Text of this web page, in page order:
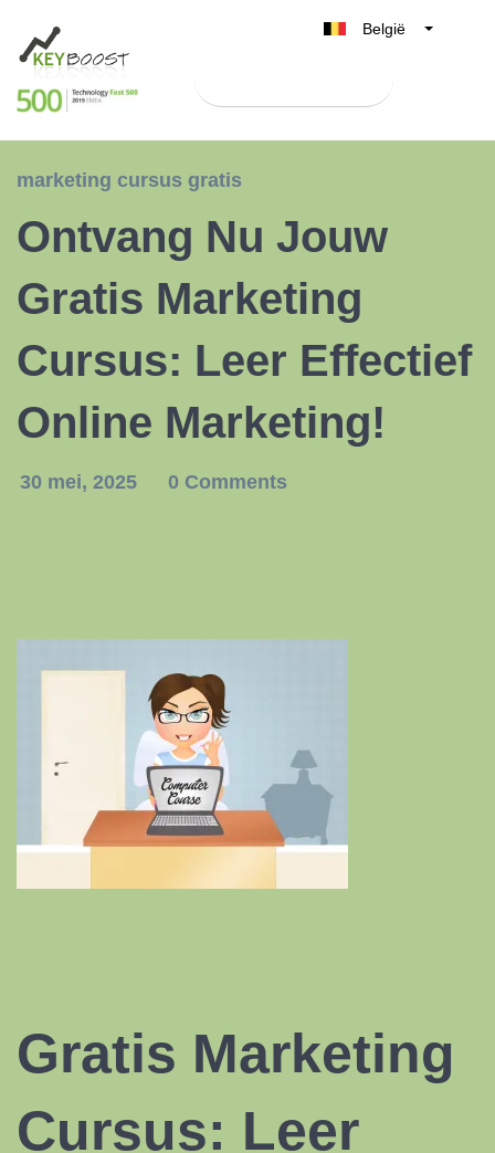
België
Nederland
España
marketing cursus gratis
Ontvang Nu Jouw
Gratis Marketing
Cursus: Leer Effectief
Online Marketing!
30 mei, 2025 0 Comments
Gratis Marketing
Cursus: Leer